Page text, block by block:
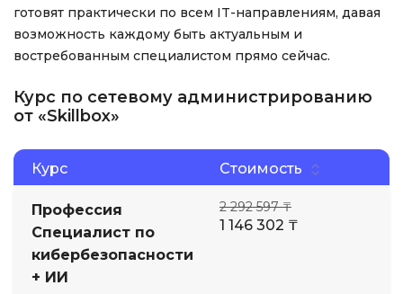
готовят практически по всем IT-направлениям, давая
возможность каждому быть актуальным и
востребованным специалистом прямо сейчас.
Курс по сетевому администрированию
от «Skillbox»
Курс Стоимость
Профессия
Специалист по
кибербезопас­но­сти
+ ИИ
2 292 597 ₸
1 146 302 ₸